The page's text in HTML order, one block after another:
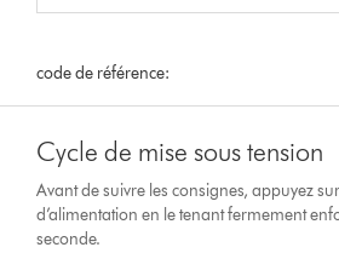
code de référence:
Cycle de mise sous tension
Avant de suivre les consignes, appuyez
d’alimentation en le tenant fermement
seconde.